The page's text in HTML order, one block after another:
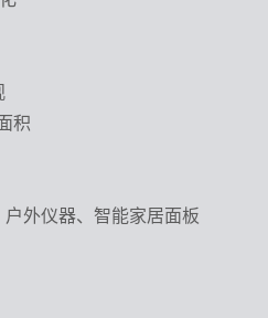
积
外仪器、智能家居面板